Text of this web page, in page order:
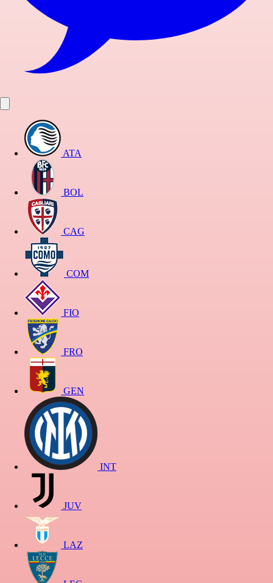
ATA
BOL
CAG
COM
FIO
FRO
GEN
INT
JUV
LAZ